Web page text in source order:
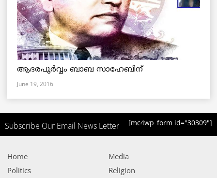
ആദരപൂര്‍വ്വം ബാബ സാഹേബിന്
June 19, 2016
Subscribe Our Email News Letter [mc4wp_form id="30309"]
Home
Politics
Media
Religion